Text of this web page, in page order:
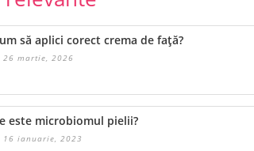
să aplici corect crema de față?
26 martie, 2026
este microbiomul pielii?
16 ianuarie, 2023